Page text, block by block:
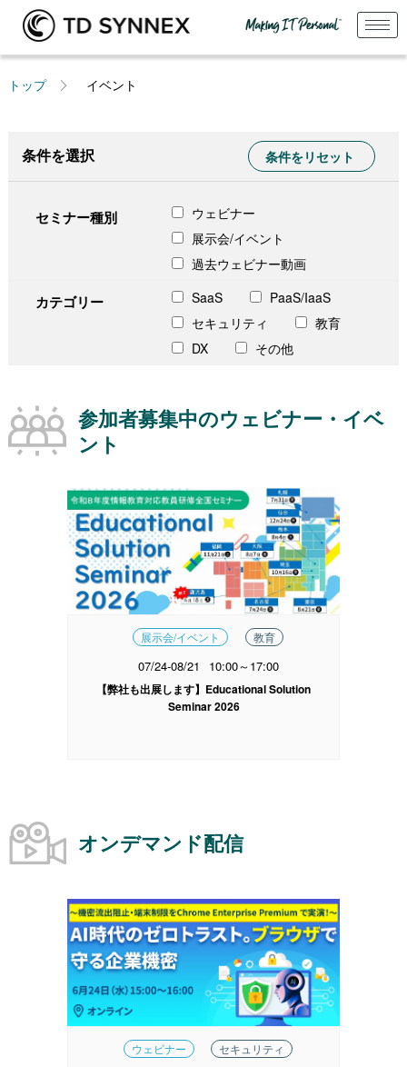
トップ イベント
条件を選択 条件をリセット
セミナー種別
ウェビナー
展示会/イベント
過去ウェビナー動画
カテゴリー SaaS
PaaS/IaaS
セキュリティ
教育
DX
その他
参加者募集中のウェビナー・イベ
ント
展示会/イベント 教育
07/24-08/21 10:00～17:00
【弊社も出展します】Educational Solution
Seminar 2026
オンデマンド配信
ウェビナー セキュリティ